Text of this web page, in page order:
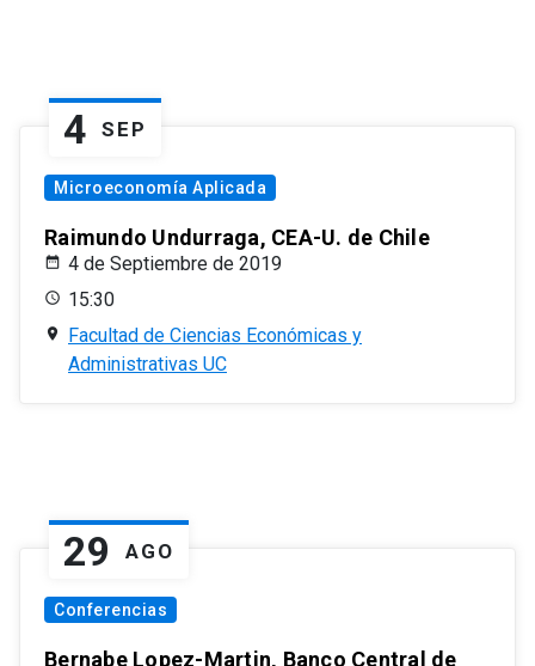
4 SEP
Microeconomía Aplicada
Raimundo Undurraga, CEA-U. de Chile
4 de Septiembre de 2019
15:30
Facultad de Ciencias Económicas y
Administrativas UC
29 AGO
Conferencias
Bernabe Lopez-Martin, Banco Central de